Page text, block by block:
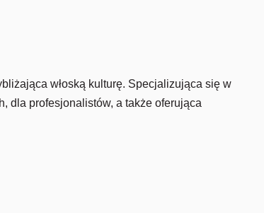
włoską kulturę. Specjalizująca się w
dla profesjonalistów, a także oferująca